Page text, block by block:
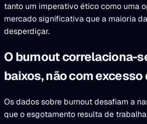
tanto um imperativo ético como uma
mercado significativa que a maioria
desperdiçar.
O burnout correlaciona-
baixos, não com
Os dados sobre burnout desafiam a
que o esgotamento resulta de